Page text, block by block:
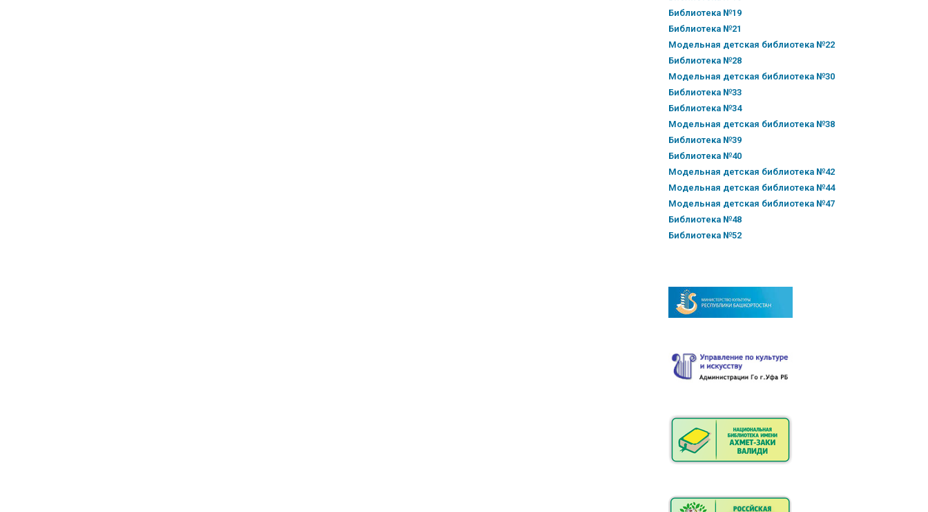
Библиотека №19
Библиотека №21
Модельная детская библиотека №22
Библиотека №28
Модельная детская библиотека №30
Библиотека №33
Библиотека №34
Модельная детская библиотека №38
Библиотека №39
Библиотека №40
Модельная детская библиотека №42
Модельная детская библиотека №44
Модельная детская библиотека №47
Библиотека №48
Библиотека №52